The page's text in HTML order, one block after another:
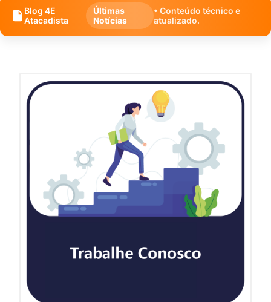
Blog 4E
Atacadista
Últimas
Notícias
• Conteúdo técnico e
atualizado.